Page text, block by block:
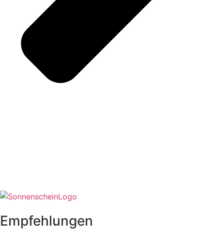
Empfehlungen